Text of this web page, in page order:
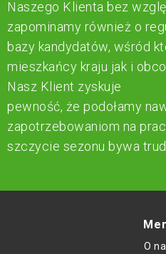
Naszego Klienta bez
zapominamy również o
bazy kandydatów, wśród
mieszkańcy kraju jak i
Nasz Klient zyskuje
pewność, że podołamy
zapotrzebowaniom na
szczycie sezonu bywa
O